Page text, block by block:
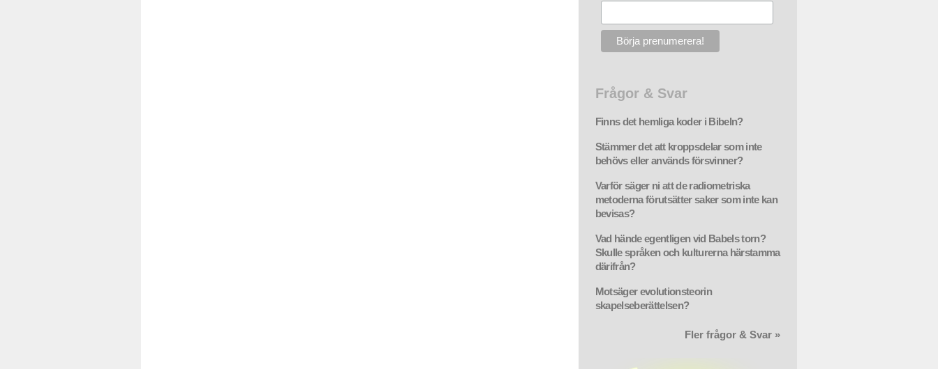
Frågor & Svar
Finns det hemliga koder i Bibeln?
Stämmer det att kroppsdelar som inte
behövs eller används försvinner?
Varför säger ni att de radiometriska
metoderna förutsätter saker som inte kan
bevisas?
Vad hände egentligen vid Babels torn?
Skulle språken och kulturerna härstamma
därifrån?
Motsäger evolutionsteorin
skapelseberättelsen?
Fler frågor & Svar »